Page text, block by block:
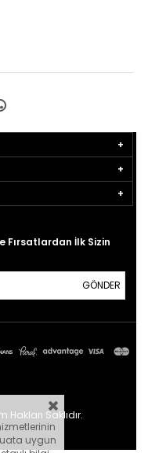
Fırsatlardan İlk Sizin
GÖNDER
Hakları Saklıdır.
uygun